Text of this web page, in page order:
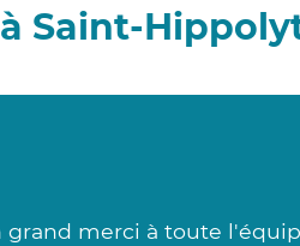
Saint-
grand merci à toute